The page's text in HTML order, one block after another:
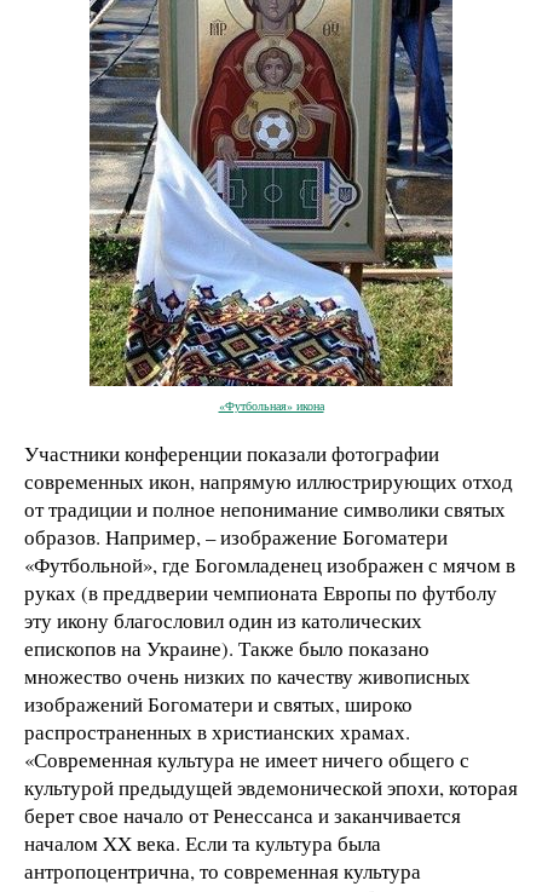
«Футбольная» икона
Участники конференции показали фотографии
современных икон, напрямую иллюстрирующих отход
от традиции и полное непонимание символики святых
образов. Например, – изображение Богоматери
«Футбольной», где Богомладенец изображен с мячом в
руках (в преддверии чемпионата Европы по футболу
эту икону благословил один из католических
епископов на Украине). Также было показано
множество очень низких по качеству живописных
изображений Богоматери и святых, широко
распространенных в христианских храмах.
«Современная культура не имеет ничего общего с
культурой предыдущей эвдемонической эпохи, которая
берет свое начало от Ренессанса и заканчивается
началом XX века. Если та культура была
антропоцентрична, то современная культура